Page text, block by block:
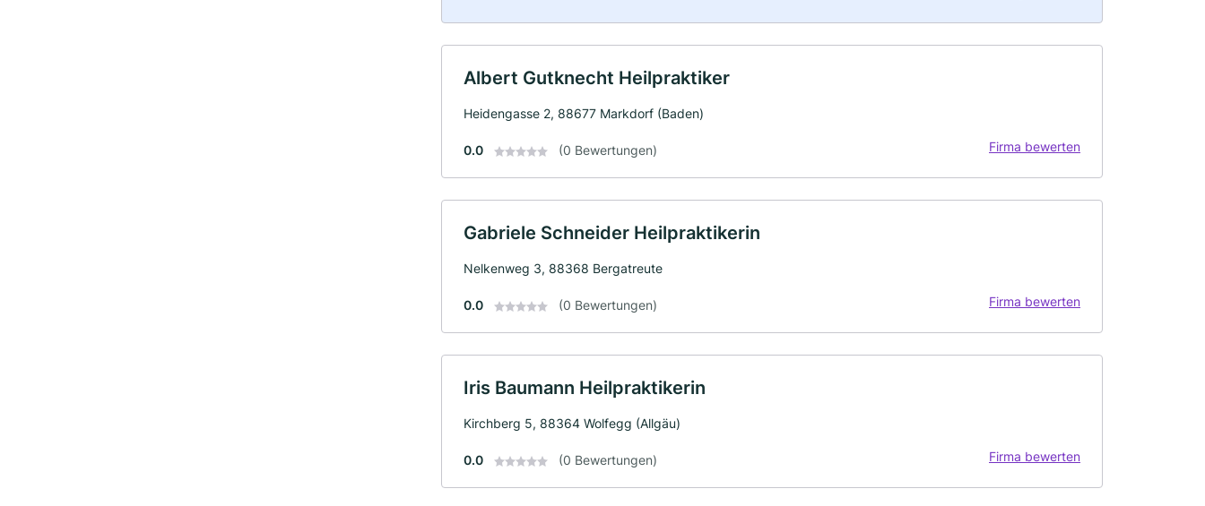
Albert Gutknecht Heilpraktiker
Heidengasse 2, 88677 Markdorf (Baden)
0.0 (0 Bewertungen) Firma bewerten
Gabriele Schneider Heilpraktikerin
Nelkenweg 3, 88368 Bergatreute
0.0 (0 Bewertungen) Firma bewerten
Iris Baumann Heilpraktikerin
Kirchberg 5, 88364 Wolfegg (Allgäu)
0.0 (0 Bewertungen) Firma bewerten